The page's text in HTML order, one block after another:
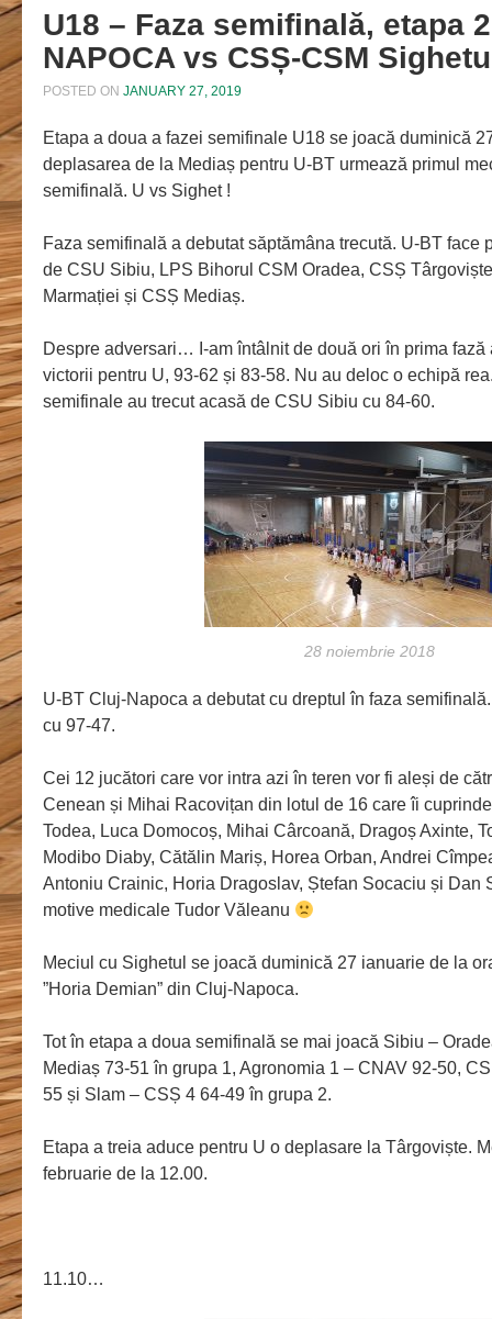
U18 – Faza semifinală, etapa
NAPOCA vs CSȘ-CSM
POSTED ON JANUARY 27, 2019
Etapa a doua a fazei semifinale U18 se joacă duminică
deplasarea de la Mediaș pentru U-BT urmează primul
semifinală. U vs Sighet !
Faza semifinală a debutat săptămâna trecută. U-BT face
de CSU Sibiu, LPS Bihorul CSM Oradea, CSȘ
Marmației și CSȘ Mediaș.
Despre adversari… I-am întâlnit de două ori în prima fază
victorii pentru U, 93-62 și 83-58. Nu au deloc o echipă
semifinale au trecut acasă de CSU Sibiu cu 84-60.
28 noiembrie 2018
U-BT Cluj-Napoca a debutat cu dreptul în faza
cu 97-47.
Cei 12 jucători care vor intra azi în teren vor fi aleși de
Cenean și Mihai Racovițan din lotul de 16 care îi
Todea, Luca Domocoș, Mihai Cârcoană, Dragoș Axinte,
Modibo Diaby, Cătălin Mariș, Horea Orban, Andrei
Antoniu Crainic, Horia Dragoslav, Ștefan Socaciu și Dan
motive medicale Tudor Văleanu
Meciul cu Sighetul se joacă duminică 27 ianuarie de la
”Horia Demian” din Cluj-Napoca.
Tot în etapa a doua semifinală se mai joacă Sibiu –
Mediaș 73-51 în grupa 1, Agronomia 1 – CNAV 92-50,
55 și Slam – CSȘ 4 64-49 în grupa 2.
Etapa a treia aduce pentru U o deplasare la Târgoviște.
februarie de la 12.00.
11.10…